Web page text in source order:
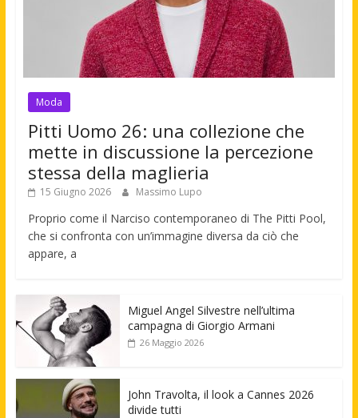
Moda
Pitti Uomo 26: una collezione che
mette in discussione la percezione
stessa della maglieria
15 Giugno 2026 Massimo Lupo
Proprio come il Narciso contemporaneo di The Pitti Pool,
che si confronta con un’immagine diversa da ciò che
appare, a
Miguel Angel Silvestre nell’ultima
campagna di Giorgio Armani
26 Maggio 2026
John Travolta, il look a Cannes 2026
divide tutti